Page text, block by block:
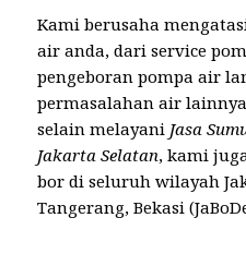
Kami berusaha
air anda, dari service
pengeboran pompa air
permasalahan air
selain melayani Jasa
Jakarta Selatan, kami
bor di seluruh wilayah
Tangerang, Bekasi